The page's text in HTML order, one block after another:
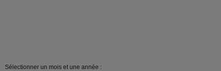
Sélectionner un mois et une année :